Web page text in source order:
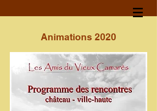
Animations 2020